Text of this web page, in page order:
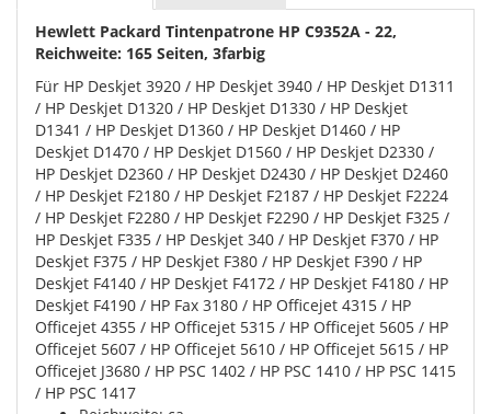
Hewlett Packard Tintenpatrone HP C9352A - 22,
Reichweite: 165 Seiten, 3farbig
Für HP Deskjet 3920 / HP Deskjet 3940 / HP Deskjet D1311
/ HP Deskjet D1320 / HP Deskjet D1330 / HP Deskjet
D1341 / HP Deskjet D1360 / HP Deskjet D1460 / HP
Deskjet D1470 / HP Deskjet D1560 / HP Deskjet D2330 /
HP Deskjet D2360 / HP Deskjet D2430 / HP Deskjet D2460
/ HP Deskjet F2180 / HP Deskjet F2187 / HP Deskjet F2224
/ HP Deskjet F2280 / HP Deskjet F2290 / HP Deskjet F325 /
HP Deskjet F335 / HP Deskjet 340 / HP Deskjet F370 / HP
Deskjet F375 / HP Deskjet F380 / HP Deskjet F390 / HP
Deskjet F4140 / HP Deskjet F4172 / HP Deskjet F4180 / HP
Deskjet F4190 / HP Fax 3180 / HP Officejet 4315 / HP
Officejet 4355 / HP Officejet 5315 / HP Officejet 5605 / HP
Officejet 5607 / HP Officejet 5610 / HP Officejet 5615 / HP
Officejet J3680 / HP PSC 1402 / HP PSC 1410 / HP PSC 1415
/ HP PSC 1417